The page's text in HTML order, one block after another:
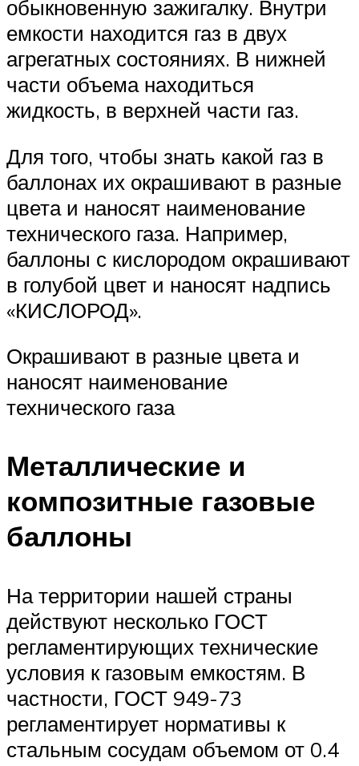
обыкновенную зажигалку. Внутри
емкости находится газ в двух
агрегатных состояниях. В нижней
части объема находиться
жидкость, в верхней части газ.
Для того, чтобы знать какой газ в
баллонах их окрашивают в разные
цвета и наносят наименование
технического газа. Например,
баллоны с кислородом окрашивают
в голубой цвет и наносят надпись
«КИСЛОРОД».
Окрашивают в разные цвета и
наносят наименование
технического газа
Металлические и
композитные газовые
баллоны
На территории нашей страны
действуют несколько ГОСТ
регламентирующих технические
условия к газовым емкостям. В
частности, ГОСТ 949-73
регламентирует нормативы к
стальным сосудам объемом от 0.4